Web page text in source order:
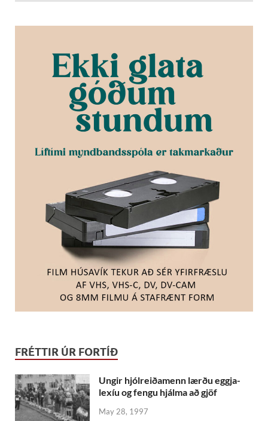
FRÉTTIR ÚR FORTÍÐ
Ungir hjólreiðamenn lærðu eggja-
lexíu og fengu hjálma að gjöf
May 28, 1997